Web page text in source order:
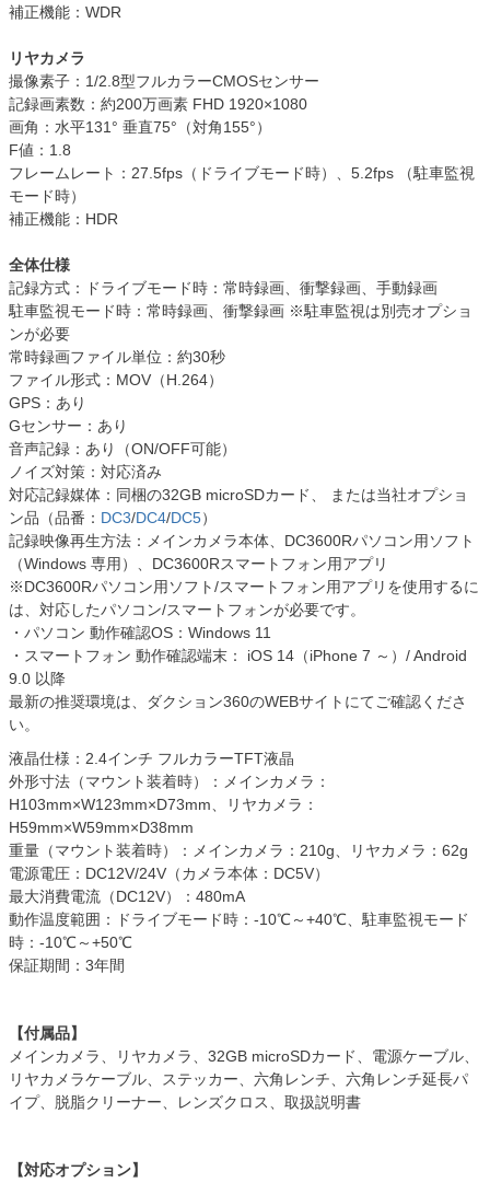
補正機能：WDR
リヤカメラ
撮像素子：1/2.8型フルカラーCMOSセンサー
記録画素数：約200万画素 FHD 1920×1080
画角：水平131° 垂直75°（対角155°）
F値：1.8
フレームレート：27.5fps（ドライブモード時）、5.2fps （駐車監視
モード時）
補正機能：HDR
全体仕様
記録方式：ドライブモード時：常時録画、衝撃録画、手動録画
駐車監視モード時：常時録画、衝撃録画 ※駐車監視は別売オプショ
ンが必要
常時録画ファイル単位：約30秒
ファイル形式：MOV（H.264）
GPS：あり
Gセンサー：あり
音声記録：あり（ON/OFF可能）
ノイズ対策：対応済み
対応記録媒体：同梱の32GB microSDカード、 または当社オプショ
ン品（品番： DC3/DC4/DC5）
記録映像再生方法：メインカメラ本体、DC3600Rパソコン用ソフト
（Windows 専用）、DC3600Rスマートフォン用アプリ
※DC3600Rパソコン用ソフト/スマートフォン用アプリを使用するに
は、対応したパソコン/スマートフォンが必要です。
・パソコン 動作確認OS：Windows 11
・スマートフォン 動作確認端末： iOS 14（iPhone 7 ～）/ Android
9.0 以降
最新の推奨環境は、ダクション360のWEBサイトにてご確認くださ
い。
液晶仕様：2.4インチ フルカラーTFT液晶
外形寸法（マウント装着時）：メインカメラ：
H103mm×W123mm×D73mm、リヤカメラ：
H59mm×W59mm×D38mm
重量（マウント装着時）：メインカメラ：210g、リヤカメラ：62g
電源電圧：DC12V/24V（カメラ本体：DC5V）
最大消費電流（DC12V）：480mA
動作温度範囲：ドライブモード時：-10℃～+40℃、駐車監視モード
時：-10℃～+50℃
保証期間：3年間
【付属品】
メインカメラ、リヤカメラ、32GB microSDカード、電源ケーブル、
リヤカメラケーブル、ステッカー、六角レンチ、六角レンチ延長パ
イプ、脱脂クリーナー、レンズクロス、取扱説明書
【対応オプション】